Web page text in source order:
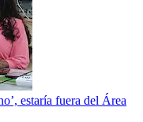
estaría fuera del Área